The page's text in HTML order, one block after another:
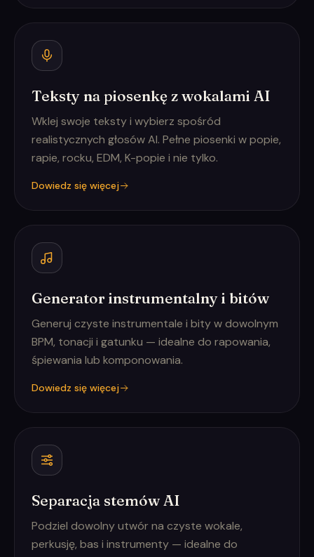
Teksty na piosenkę z wokalami AI
Wklej swoje teksty i wybierz spośród
realistycznych głosów AI. Pełne piosenki w popie,
rapie, rocku, EDM, K-popie i nie tylko.
Dowiedz się więcej
Generator instrumentalny i bitów
Generuj czyste instrumentale i bity w dowolnym
BPM, tonacji i gatunku — idealne do rapowania,
śpiewania lub komponowania.
Dowiedz się więcej
Separacja stemów AI
Podziel dowolny utwór na czyste wokale,
perkusję, bas i instrumenty — idealne do